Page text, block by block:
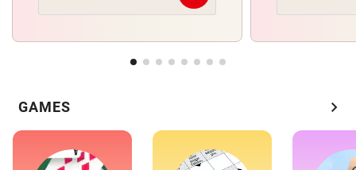
GAMES chevron_right